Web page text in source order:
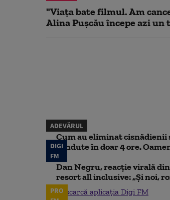
"Viața bate filmul. Am
Alina Pușcău începe azi un
ADEVĂRUL
Cum au eliminat cisnădienii
vândute în doar 4 ore.
DIGI
FM
Dan Negru, reacție virală
resort all inclusive: „Și noi,
Descarcă aplicația Digi FM
PRO